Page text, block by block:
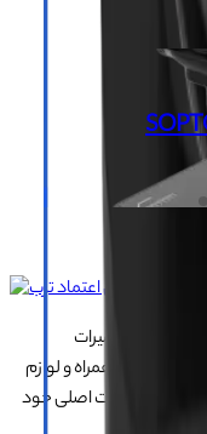
تجربه در تأمین تجهیزات تعمیرات
تلفن همراه و لوازم
را اولویت اصلی خود